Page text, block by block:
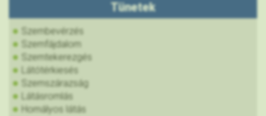
Tünetek
Szembevérzés
Szemfájdalom
Szemtekerezgés
Látótérkiesés
Szemszárazság
Látásromlás
Homályos látás